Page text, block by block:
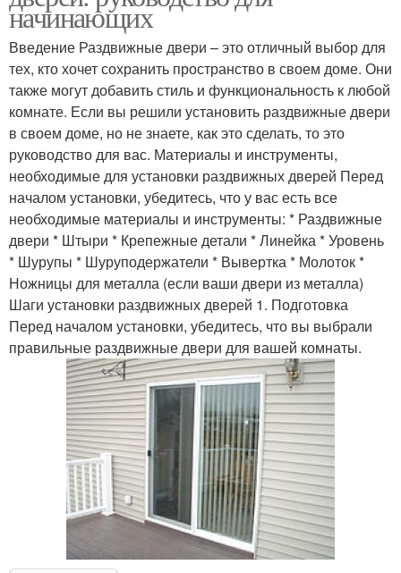
начинающих
Введение Раздвижные двери – это отличный выбор для
тех, кто хочет сохранить пространство в своем доме. Они
также могут добавить стиль и функциональность к любой
комнате. Если вы решили установить раздвижные двери
в своем доме, но не знаете, как это сделать, то это
руководство для вас. Материалы и инструменты,
необходимые для установки раздвижных дверей Перед
началом установки, убедитесь, что у вас есть все
необходимые материалы и инструменты: * Раздвижные
двери * Штыри * Крепежные детали * Линейка * Уровень
* Шурупы * Шуруподержатели * Вывертка * Молоток *
Ножницы для металла (если ваши двери из металла)
Шаги установки раздвижных дверей 1. Подготовка
Перед началом установки, убедитесь, что вы выбрали
правильные раздвижные двери для вашей комнаты.